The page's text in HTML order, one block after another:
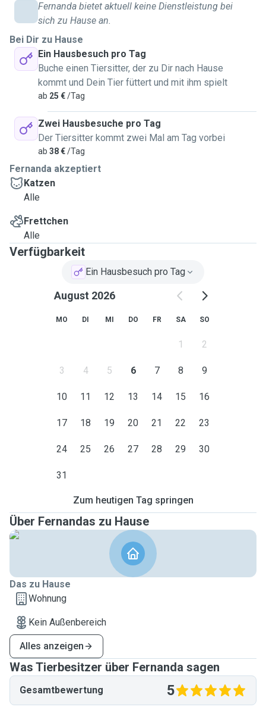
teenager, that’s very important at least for me when it come to
my cats health and safety.
What I enjoy the most is meeting different cats with different
backgrounds stories and personalities.
Fernanda bietet aktuell keine Dienstleistung bei
sich zu Hause an.
Bei Dir zu Hause
Ein Hausbesuch pro Tag
Buche einen Tiersitter, der zu Dir nach Hause
kommt und Dein Tier füttert und mit ihm spielt
ab 25 €/Tag
Zwei Hausbesuche pro Tag
Der Tiersitter kommt zwei Mal am Tag vorbei
ab 38 €/Tag
Fernanda akzeptiert
Katzen
Alle
Frettchen
Alle
Verfügbarkeit
Ein Hausbesuch pro Tag
August 2026
MO DI MI DO FR SA SO
1 2
3 4 5 6 7 8 9
10 11 12 13 14 15 16
17 18 19 20 21 22 23
24 25 26 27 28 29 30
31
Zum heutigen Tag springen
Über Fernandas zu Hause
Das zu Hause
Wohnung
Kein Außenbereich
Alles anzeigen
Was Tierbesitzer über Fernanda sagen
Gesamtbewertung 5